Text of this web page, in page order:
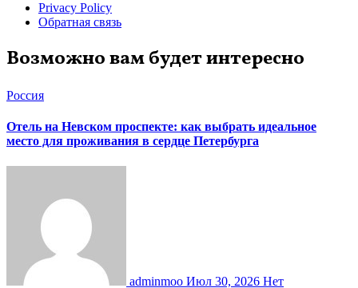
Privacy Policy
Обратная связь
Возможно вам будет интересно
Россия
Отель на Невском проспекте: как выбрать идеальное
место для проживания в сердце Петербурга
adminmoo Июл 30, 2026 Нет